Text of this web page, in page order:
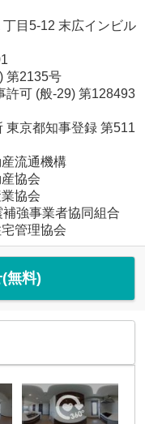
目5-12 末広インビル
第2135号
許可 (般-29) 第128493
東京都知事登録 第511
流通機構
協会
協会
強事業者協同組合
管理協会
無料)